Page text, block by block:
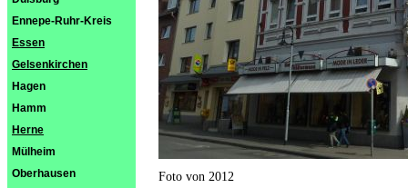
Ennepe-Ruhr-Kreis
Essen
Gelsenkirchen
Hagen
Hamm
Herne
Mülheim
Oberhausen
Foto von 2012